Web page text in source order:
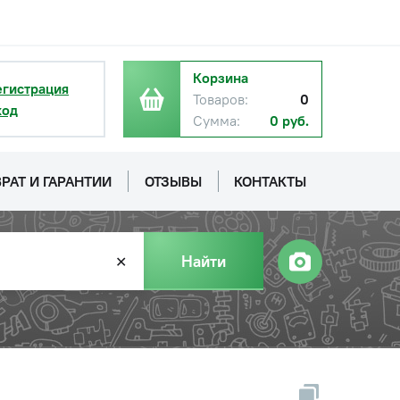
Корзина
Товаров:
0
Сумма:
0 руб.
И ГАРАНТИИ ОТЗЫВЫ КОНТАКТЫ
✕ Найти